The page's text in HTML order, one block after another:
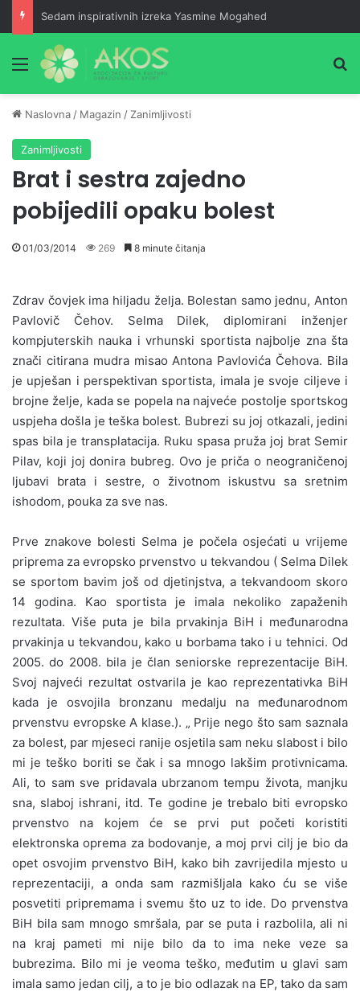
Sedam inspirativnih izreka Yasmine Mogahed
Meni
Naslovna / Magazin / Zanimljivosti
Zanimljivosti
Brat i sestra zajedno
pobijedili opaku bolest
01/03/2014 269 8 minute čitanja
Zdrav čovjek ima hiljadu želja. Bolestan samo jednu, Anton
Pavlovič Čehov. Selma Dilek, diplomirani inženjer
kompjuterskih nauka i vrhunski sportista najbolje zna šta
znači citirana mudra misao Antona Pavlovića Čehova. Bila
je upješan i perspektivan sportista, imala je svoje ciljeve i
brojne želje, kada se popela na najveće postolje sportskog
uspjeha došla je teška bolest. Bubrezi su joj otkazali, jedini
spas bila je transplatacija. Ruku spasa pruža joj brat Semir
Pilav, koji joj donira bubreg. Ovo je priča o neograničenoj
ljubavi brata i sestre, o životnom iskustvu sa sretnim
ishodom, pouka za sve nas.
Prve znakove bolesti Selma je počela osjećati u vrijeme
priprema za evropsko prvenstvo u tekvandou ( Selma Dilek
se sportom bavim još od djetinjstva, a tekvandoom skoro
14 godina. Kao sportista je imala nekoliko zapaženih
rezultata. Više puta je bila prvakinja BiH i međunarodna
prvakinja u tekvandou, kako u borbama tako i u tehnici. Od
2005. do 2008. bila je član seniorske reprezentacije BiH.
Svoj najveći rezultat ostvarila je kao reprezentativka BiH
kada je osvojila bronzanu medalju na međunarodnom
prvenstvu evropske A klase.). „ Prije nego što sam saznala
za bolest, par mjeseci ranije osjetila sam neku slabost i bilo
mi je teško boriti se čak i sa mnogo lakšim protivnicama.
Ali, to sam sve pridavala ubrzanom tempu života, manjku
sna, slaboj ishrani, itd. Te godine je trebalo biti evropsko
prvenstvo na kojem će se prvi put početi koristiti
elektronska oprema za bodovanje, a moj prvi cilj je bio da
opet osvojim prvenstvo BiH, kako bih zavrijedila mjesto u
reprezentaciji, a onda sam razmišljala kako ću se više
posvetiti pripremama i svemu što uz to ide. Do prvenstva
BiH bila sam mnogo smršala, par se puta i razbolila, ali ni
na kraj pameti mi nije bilo da to ima neke veze sa
bubrezima. Bilo mi je veoma teško, međutim u glavi sam
imala samo jedan cilj, a to je bio odlazak na EP, tako da sam